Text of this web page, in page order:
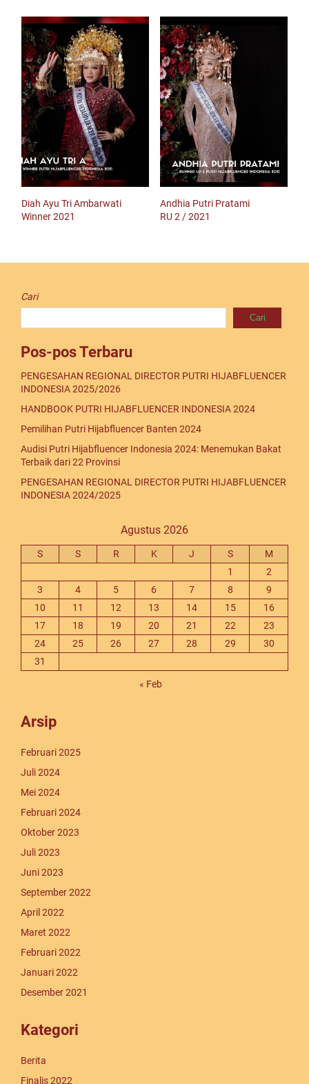
Diah Ayu Tri Ambarwati
Winner 2021
Andhia Putri Pratami
RU 2 / 2021
Cari
Cari
Pos-pos Terbaru
PENGESAHAN REGIONAL DIRECTOR PUTRI HIJABFLUENCER
INDONESIA 2025/2026
HANDBOOK PUTRI HIJABFLUENCER INDONESIA 2024
Pemilihan Putri Hijabfluencer Banten 2024
Audisi Putri Hijabfluencer Indonesia 2024: Menemukan Bakat
Terbaik dari 22 Provinsi
PENGESAHAN REGIONAL DIRECTOR PUTRI HIJABFLUENCER
INDONESIA 2024/2025
Agustus 2026
S S R K J S
M
1
2
3
4 5 6 7 8
9
10
11 12 13 14 15
16
17
18 19 20 21 22
23
24
25 26 27 28 29
30
31
« Feb
Arsip
Februari 2025
Juli 2024
Mei 2024
Februari 2024
Oktober 2023
Juli 2023
Juni 2023
September 2022
April 2022
Maret 2022
Februari 2022
Januari 2022
Desember 2021
Kategori
Berita
Finalis 2022